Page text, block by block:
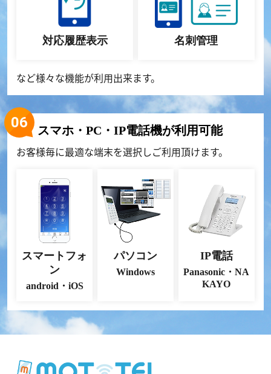
対応履歴表示 名刺管理
など様々な機能が利用出来ます。
スマホ・PC・IP電話機が利用可能
お客様毎に最適な端末を選択しご利用頂けます。
スマートフォ
ン
android・iOS
パソコン
Windows
IP電話
Panasonic・NA
KAYO